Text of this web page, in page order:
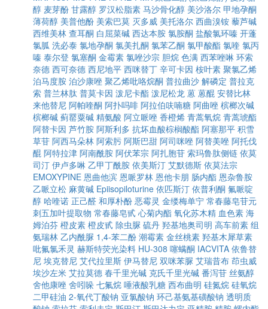
醇 麦芽酚 甘露醇 罗汉松脂素 马沙骨化醇 美沙洛尔 甲地孕酮
薄荷醇 美普他酚 美索巴莫 灭多威 美托洛尔 西曲溴铵 藜芦碱
西维美林 查耳酮 白屈菜碱 西达本胺 氯胺酮 盐酸氯环嗪 开蓬
氯胍 洗必泰 氯地孕酮 氯美扎酮 氯苯乙酮 氯甲酸酯 氯喹 氯丙
嗪 泰尔登 氯塞酮 金霉素 氯唑沙宗 胆烷 色满 西苯唑啉 环索
奈德 西可奈德 西尼地平 西咪替丁 辛可卡因 桉叶素 聚氯乙烯
泊马度胺 泊沙康唑 聚乙烯吡咯烷酮 普拉曲沙 解磷定 普拉克
索 普兰林肽 普莫卡因 泼尼卡酯 泼尼松龙 蒽 蒽醌 安替比林
来他替尼 阿帕喹酮 阿扑吗啡 阿拉伯呋喃糖 阿曲唑 槟榔次碱
槟榔碱 蓟罂粟碱 精氨酸 阿立哌唑 香橙烯 青蒿氧烷 青蒿琥酯
阿替卡因 芦竹胺 阿斯利多 抗坏血酸棕榈酸酯 阿塞那平 积雪
草苷 阿西马朵林 阿索肟 阿斯巴甜 阿司咪唑 阿替美唑 阿托伐
醌 阿特拉津 阿南酰胺 阿伏苯宗 阿扎胞苷 索玛鲁肽侧链 依莫
司汀 伊卢多啉 乙甲丁酰胺 依美斯汀 艾默德斯 依莫法宗
EMOXYPINE 恩曲他滨 恩哌罗林 恩他卡朋 肠内酯 恩杂鲁胺
乙哌立松 麻黄碱 Epiisopiloturine 依匹斯汀 依普利酮 氟哌啶
醇 哈喹诺 正己醛 和厚朴酚 恶霉灵 金缕梅单宁 常春藤皂苷元
刺五加叶提取物 常春藤皂甙 心菊内酯 氧化苏木精 血色素 海
姆泊芬 橙皮素 橙皮甙 除虫脲 硫丹 羟基地奥司明 高车前素 组
氨瑞林 乙内酰脲 1,4-苯二酚 潮霉素 金丝桃素 羟基木犀草素
吡氟氯禾灵 赫斯特荧光染料 HU-308 噻螨酮 IACVITA 依鲁替
尼 埃克替尼 艾代拉里斯 伊马替尼 双咪苯脲 艾瑞昔布 茚虫威
埃沙左米 艾拉莫德 春千里光碱 克氏千里光碱 番泻苷 丝氨醇
舍他康唑 舍吲哚 七氟烷 唾液酸乳糖 西布曲明 硅氮烷 硅氧烷
二甲硅油 2-氧代丁酸钠 亚氯酸钠 环己基氨基磺酸钠 透明质